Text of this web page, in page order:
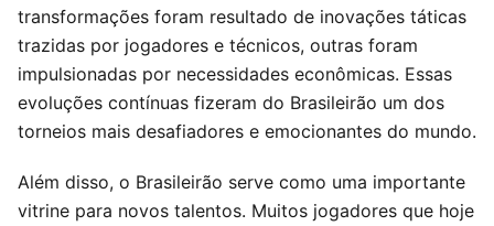
transformações foram resultado de inovações táticas
trazidas por jogadores e técnicos, outras foram
impulsionadas por necessidades econômicas. Essas
evoluções contínuas fizeram do Brasileirão um dos
torneios mais desafiadores e emocionantes do mundo.
Além disso, o Brasileirão serve como uma importante
vitrine para novos talentos. Muitos jogadores que hoje